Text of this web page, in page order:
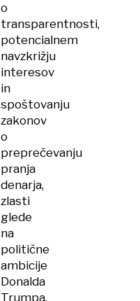
o
transparentnosti,
potencialnem
navzkrižju
interesov
in
spoštovanju
zakonov
o
preprečevanju
pranja
denarja,
zlasti
glede
na
politične
ambicije
Donalda
Trumpa.